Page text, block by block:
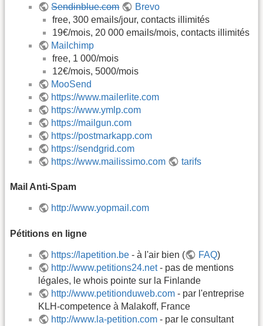
Sendinblue.com
Brevo
free, 300 emails/jour, contacts illimités
19€/mois, 20 000 emails/mois, contacts illimités
Mailchimp
free, 1 000/mois
12€/mois, 5000/mois
MooSend
https://www.mailerlite.com
https://www.ymlp.com
https://mailgun.com
https://postmarkapp.com
https://sendgrid.com
https://www.mailissimo.com
tarifs
Mail Anti-Spam
http://www.yopmail.com
Pétitions en ligne
https://lapetition.be - à l'air bien ( FAQ)
http://www.petitions24.net- pas de mentions
légales, le whois pointe sur la Finlande
http://www.petitionduweb.com - par l'entreprise
KLH-competence à Malakoff, France
http://www.la-petition.com - par le consultant